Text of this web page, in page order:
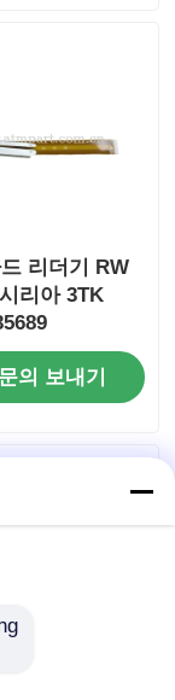
리더기 RW
리아 3TK
문의 보내기